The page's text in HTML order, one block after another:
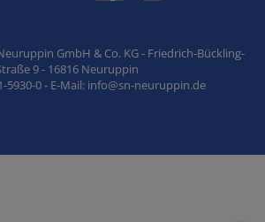
GmbH & Co. KG - Friedrich-Bückling-
9 - 16816 Neuruppin
5930-0 - E-Mail: info@sn-neuruppin.de